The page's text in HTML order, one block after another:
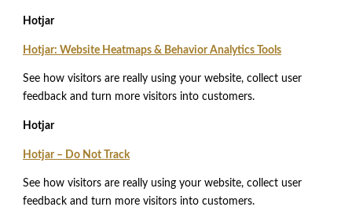
Hotjar
Hotjar: Website Heatmaps & Behavior Analytics Tools
See how visitors are really using your website, collect user
feedback and turn more visitors into customers.
Hotjar
Hotjar – Do Not Track
See how visitors are really using your website, collect user
feedback and turn more visitors into customers.